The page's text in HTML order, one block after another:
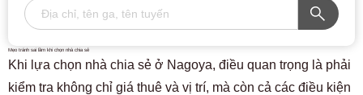
Mẹo tránh sai lầm khi chọn nhà chia sẻ
Khi lựa chọn nhà chia sẻ ở Nagoya, điều quan trọng là phải
kiểm tra không chỉ giá thuê và vị trí, mà còn cả các điều kiện